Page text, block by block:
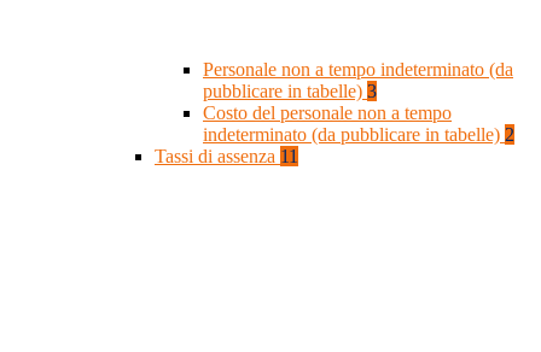
Personale non a tempo indeterminato (da
pubblicare in tabelle) 3
Costo del personale non a tempo
indeterminato (da pubblicare in tabelle) 2
Tassi di assenza 11